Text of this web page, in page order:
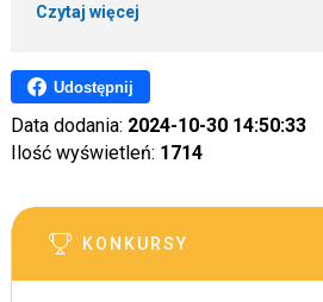
Czytaj więcej
Udostępnij
Data dodania: 2024-10-30 14:50:33
Ilość wyświetleń: 1714
KONKURSY